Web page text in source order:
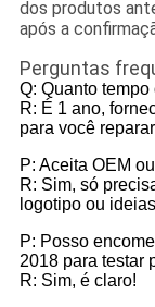
dos produtos
após a
Perguntas
Q: Quanto
R: É 1 ano,
para você
P: Aceita OEM
R: Sim, só
logotipo ou
P: Posso
2018 para testar
R: Sim, é claro!